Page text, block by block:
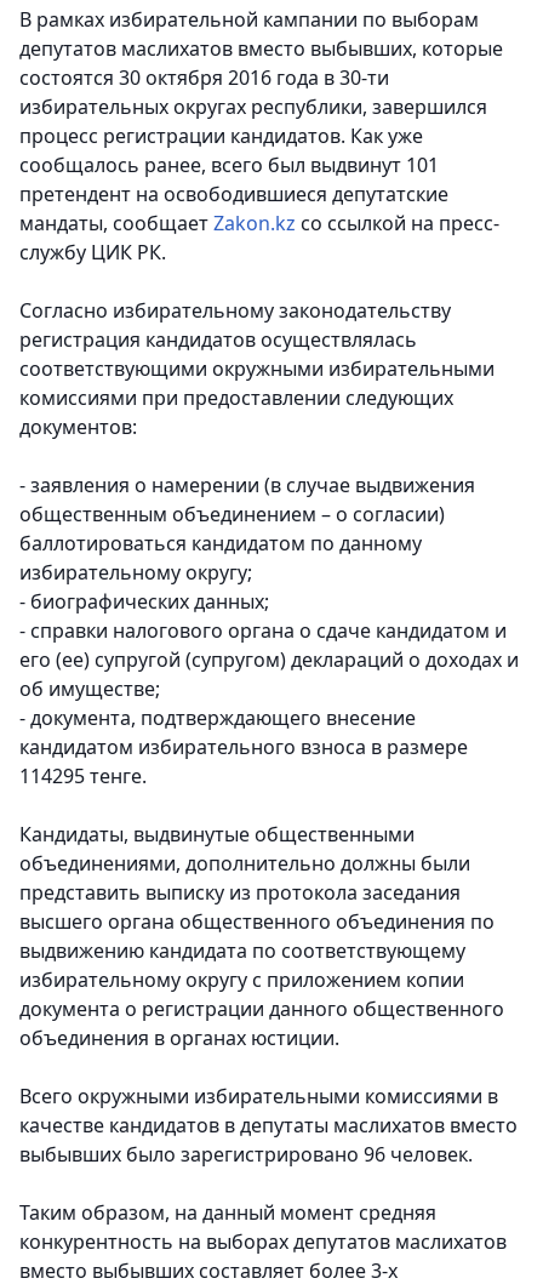
В рамках избирательной кампании по выборам
депутатов маслихатов вместо выбывших, которые
состоятся 30 октября 2016 года в 30-ти
избирательных округах республики, завершился
процесс регистрации кандидатов. Как уже
сообщалось ранее, всего был выдвинут 101
претендент на освободившиеся депутатские
мандаты, сообщаетZakon.kz со ссылкой на пресс-
службу ЦИК РК.
Согласно избирательному законодательству
регистрация кандидатов осуществлялась
соответствующими окружными избирательными
комиссиями при предоставлении следующих
документов:
- заявления о намерении (в случае выдвижения
общественным объединением – о согласии)
баллотироваться кандидатом по данному
избирательному округу;
- биографических данных;
- справки налогового органа о сдаче кандидатом и
его (ее) супругой (супругом) деклараций о доходах и
об имуществе;
- документа, подтверждающего внесение
кандидатом избирательного взноса в размере
114295 тенге.
Кандидаты, выдвинутые общественными
объединениями, дополнительно должны были
представить выписку из протокола заседания
высшего органа общественного объединения по
выдвижению кандидата по соответствующему
избирательному округу с приложением копии
документа о регистрации данного общественного
объединения в органах юстиции.
Всего окружными избирательными комиссиями в
качестве кандидатов в депутаты маслихатов вместо
выбывших было зарегистрировано 96 человек.
Таким образом, на данный момент средняя
конкурентность на выборах депутатов маслихатов
вместо выбывших составляет более 3-х